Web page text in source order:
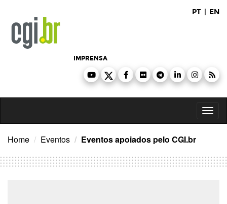
conteúdo
PT | EN
IMPRENSA
Home Eventos Eventos apoiados pelo CGI.br